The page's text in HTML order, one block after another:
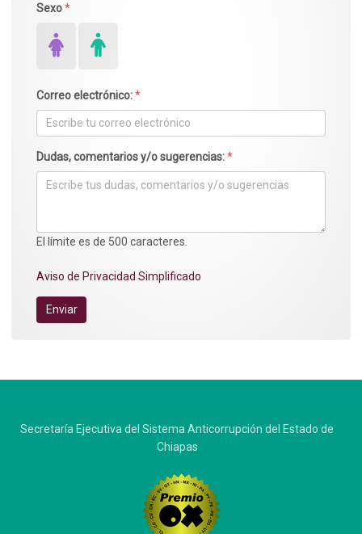
Sexo*
Correo electrónico:*
Dudas, comentarios y/o sugerencias:*
El límite es de 500 caracteres.
Aviso de Privacidad Simplificado
Enviar
Secretaría Ejecutiva del Sistema Anticorrupción del Estado de
Chiapas